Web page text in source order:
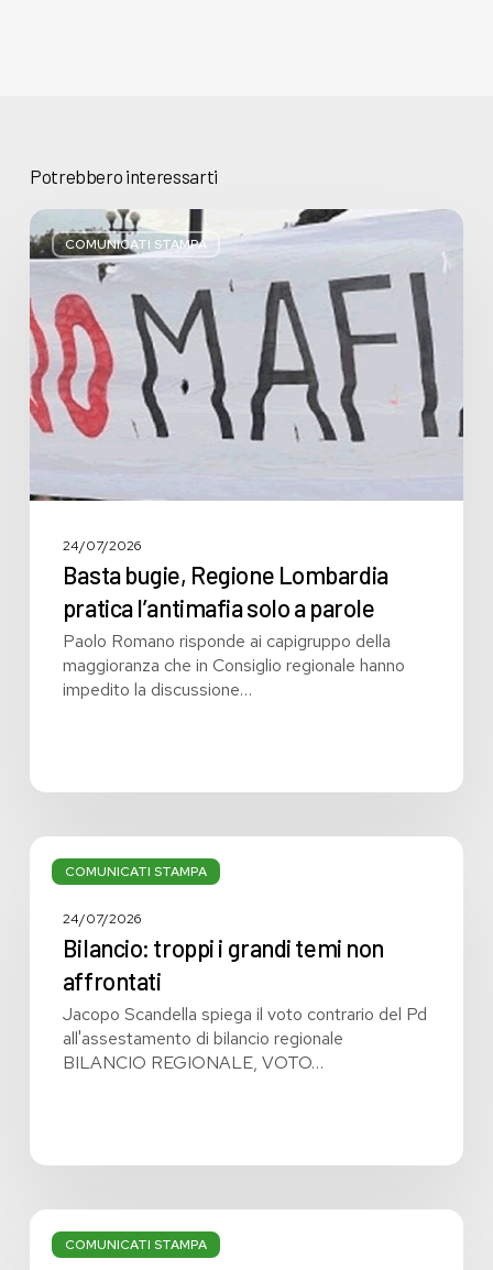
Potrebbero interessarti
COMUNICATI STAMPA
Basta
bugie,
Regione
Lombardia
pratica
l’antimafia
solo
a
parole
24/07/2026
Basta bugie, Regione Lombardia
pratica l’antimafia solo a parole
Paolo Romano risponde ai capigruppo della
maggioranza che in Consiglio regionale hanno
impedito la discussione…
COMUNICATI STAMPA
Bilancio:
troppi
grandi
affrontati
24/07/2026
Bilancio: troppi i grandi temi non
affrontati
Jacopo Scandella spiega il voto contrario del Pd
all'assestamento di bilancio regionale
BILANCIO REGIONALE, VOTO…
COMUNICATI STAMPA
Bilancio
regionale: